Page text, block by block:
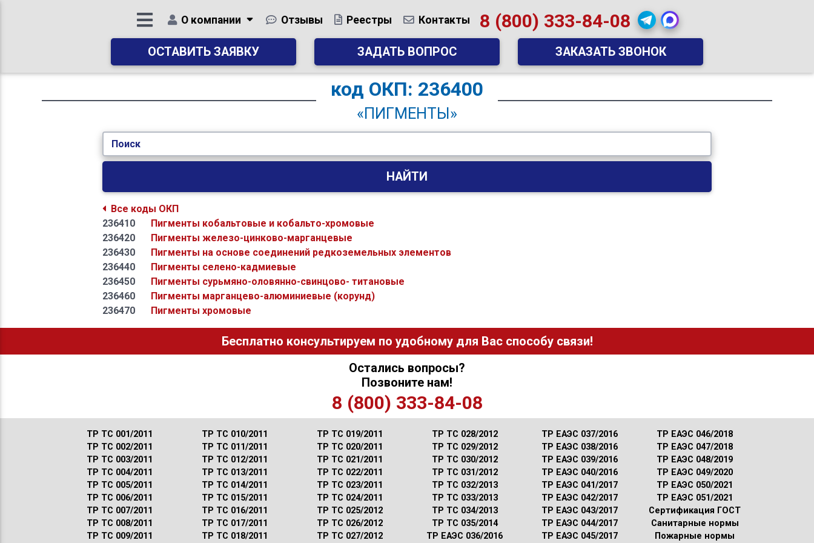
О компании Отзывы Реестры Контакты 8 (800) 333-84-08
ОСТАВИТЬ ЗАЯВКУ ЗАДАТЬ ВОПРОС ЗАКАЗАТЬ ЗВОНОК
код ОКП: 236400
«ПИГМЕНТЫ»
Поиск
НАЙТИ
Все коды ОКП
236410
Пигменты кобальтовые и кобальто-хромовые
236420
Пигменты железо-цинково-марганцевые
236430
Пигменты на основе соединений редкоземельных элементов
236440
Пигменты селено-кадмиевые
236450
Пигменты сурьмяно-оловянно-свинцово- титановые
236460
Пигменты марганцево-алюминиевые (корунд)
236470
Пигменты хромовые
Бесплатно консультируем по удобному для Вас способу связи!
Остались вопросы?
Позвоните нам!
8 (800) 333-84-08
ТР ТС 001/2011
ТР ТС 002/2011
ТР ТС 003/2011
ТР ТС 004/2011
ТР ТС 005/2011
ТР ТС 006/2011
ТР ТС 007/2011
ТР ТС 008/2011
ТР ТС 009/2011
ТР ТС 010/2011
ТР ТС 011/2011
ТР ТС 012/2011
ТР ТС 013/2011
ТР ТС 014/2011
ТР ТС 015/2011
ТР ТС 016/2011
ТР ТС 017/2011
ТР ТС 018/2011
ТР ТС 019/2011
ТР ТС 020/2011
ТР ТС 021/2011
ТР ТС 022/2011
ТР ТС 023/2011
ТР ТС 024/2011
ТР ТС 025/2012
ТР ТС 026/2012
ТР ТС 027/2012
ТР ТС 028/2012
ТР ТС 029/2012
ТР ТС 030/2012
ТР ТС 031/2012
ТР ТС 032/2013
ТР ТС 033/2013
ТР ТС 034/2013
ТР ТС 035/2014
ТР ЕАЭС 036/2016
ТР ЕАЭС 037/2016
ТР ЕАЭС 038/2016
ТР ЕАЭС 039/2016
ТР ЕАЭС 040/2016
ТР ЕАЭС 041/2017
ТР ЕАЭС 042/2017
ТР ЕАЭС 043/2017
ТР ЕАЭС 044/2017
ТР ЕАЭС 045/2017
ТР ЕАЭС 046/2018
ТР ЕАЭС 047/2018
ТР ЕАЭС 048/2019
ТР ЕАЭС 049/2020
ТР ЕАЭС 050/2021
ТР ЕАЭС 051/2021
Сертификация ГОСТ
Санитарные нормы
Пожарные нормы